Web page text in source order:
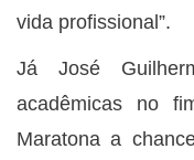
vida profissional”.
Já José
acadêmicas no
Maratona a